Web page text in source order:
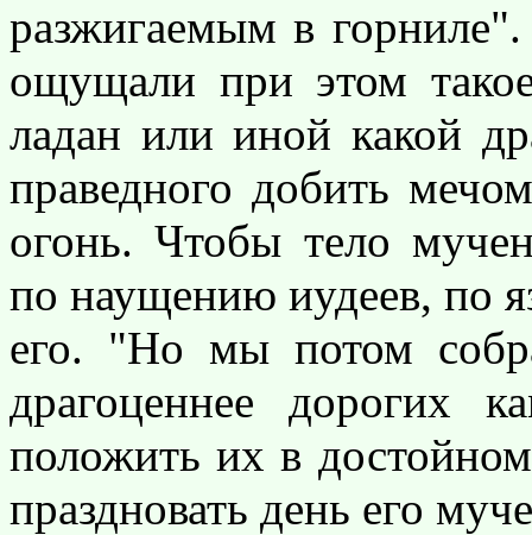
разжигаемым в
ощущали при этом
ладан или иной какой
праведного добить
огонь. Чтобы тело
по наущению иудеев, по
его. "Но мы потом
драгоценнее дорогих
положить их в
праздновать день его